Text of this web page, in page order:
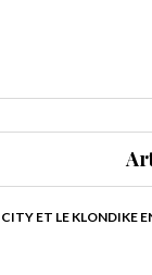
ET LE KLONDIKE